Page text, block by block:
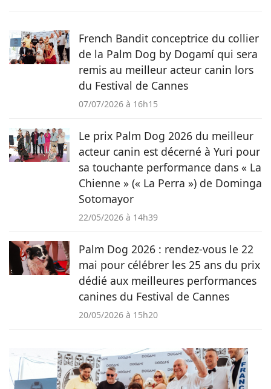
choisi de se former au sein du magazine Pets Dating pour
intégrer une communauté qui partage sa passion.
French Bandit conceptrice du collier
de la Palm Dog by Dogamí qui sera
remis au meilleur acteur canin lors
du Festival de Cannes
07/07/2026 à 16h15
Le prix Palm Dog 2026 du meilleur
acteur canin est décerné à Yuri pour
sa touchante performance dans « La
Chienne » (« La Perra ») de Dominga
Sotomayor
22/05/2026 à 14h39
Palm Dog 2026 : rendez-vous le 22
mai pour célébrer les 25 ans du prix
dédié aux meilleures performances
canines du Festival de Cannes
20/05/2026 à 15h20